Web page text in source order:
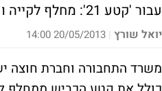
עבור 'קטע 21': מחלף לקייה ועד מחלף שוקת
יואל שורץ |
20/05/2013 14:00